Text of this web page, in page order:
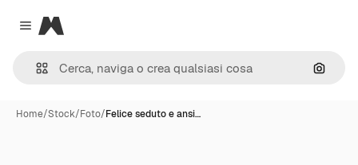
Close menu
Magnific
Cerca
Home/Stock/Foto/Felice seduto e ansi…